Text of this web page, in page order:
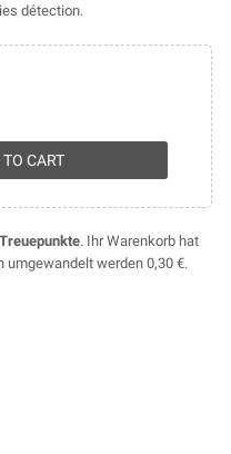
détection.
TO CART
Treuepunkte. Ihr Warenkorb hat
umgewandelt werden0,30 €.